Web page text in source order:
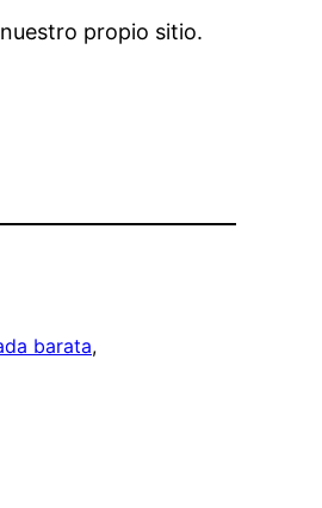
propio sitio.
barata